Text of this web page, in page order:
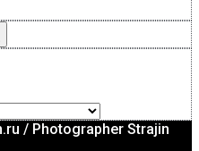
/ Photographer Strajin